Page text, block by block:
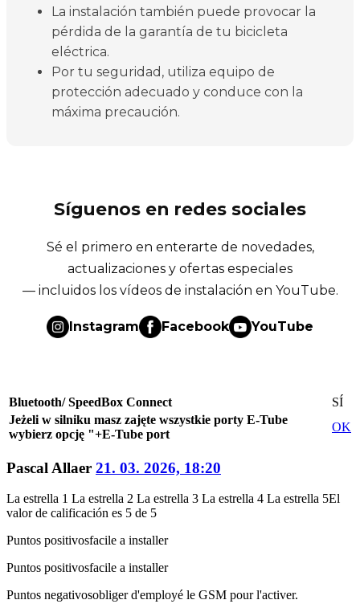
La instalación también puede provocar la
pérdida de la garantía de tu bicicleta
eléctrica.
Por tu seguridad, utiliza equipo de
protección adecuado y conduce con la
máxima precaución.
Síguenos en redes sociales
Sé el primero en enterarte de novedades,
actualizaciones y ofertas especiales
— incluidos los vídeos de instalación en YouTube.
Instagram Facebook YouTube
Bluetooth/ SpeedBox Connect
SÍ
Jeżeli w silniku masz zajęte wszystkie porty E-Tube
wybierz opcję "+E-Tube port
OK
Pascal Allaer 21. 03. 2026, 18:20
La estrella 1 La estrella 2 La estrella 3 La estrella 4 La estrella 5El
valor de calificación es 5 de 5
Puntos positivosfacile a installer
Puntos positivosfacile a installer
Puntos negativosobliger d'employé le GSM pour l'activer.